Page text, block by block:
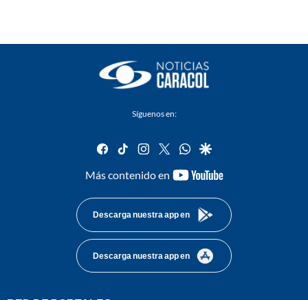
Síguenos en:
facebook
tiktok instagram
twitterwhatsapp
google
Más contenido en
youtube-
Descarga nuestra app en
Descarga nuestra app en